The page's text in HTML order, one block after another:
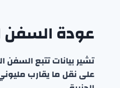
عودة السفن
تشير بيانات تتبع
على نقل ما يقارب